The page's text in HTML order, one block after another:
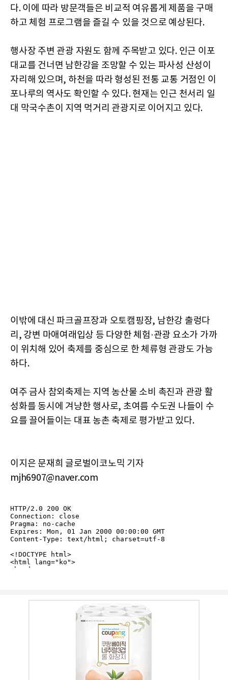
다. 이에 따라 방문객들은 비교적 여유롭게 제품을 구매
하고 체험 프로그램을 즐길 수 있을 것으로 예상된다.
행사장 주변 관광 자원도 함께 주목받고 있다. 인근 이포
대교를 건너면 남한강을 조망할 수 있는 파사성 산성이
자리해 있으며, 하천을 따라 형성된 전통 교통 거점인 이
포나루의 역사도 확인할 수 있다. 현재는 인근 천서리 일
대 막국수촌이 지역 먹거리 관광지로 이어지고 있다.
이밖에 대신 파크골프장과 오토캠핑장, 남한강 출렁다
리, 강변 마애여래입상 등 다양한 체험·관광 요소가 가까
이 위치해 있어 축제를 중심으로 한 체류형 관광도 가능
하다.
여주 금사 참외축제는 지역 농산물 소비 촉진과 관광 활
성화를 동시에 겨냥한 행사로, 초여름 수도권 나들이 수
요를 끌어들이는 대표 농촌 축제로 평가받고 있다.
이지은 문재희 글로벌이코노믹 기자
mjh6907@naver.com